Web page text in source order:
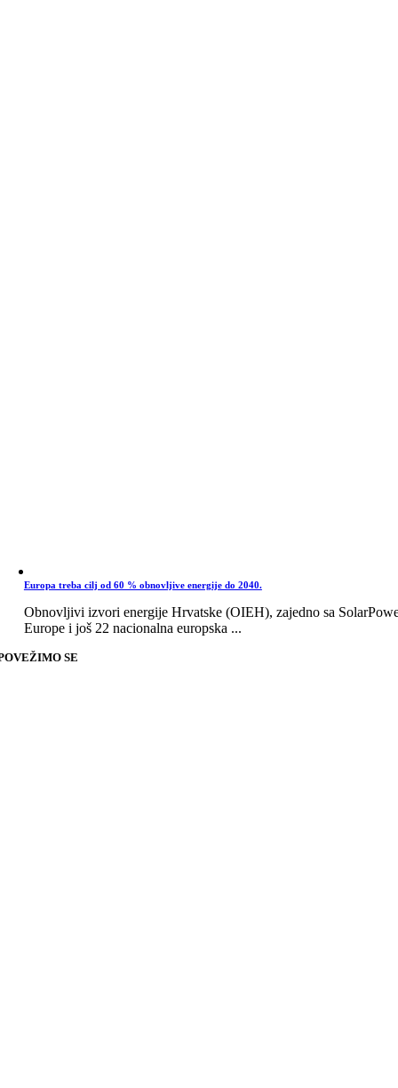
Europa treba cilj od 60 % obnovljive energije do 2040.
Obnovljivi izvori energije Hrvatske (OIEH), zajedno sa
Europe i još 22 nacionalna europska ...
SE